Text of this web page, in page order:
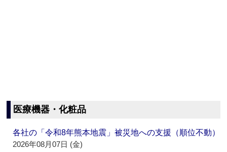
医療機器・化粧品
各社の「令和8年熊本地震」被災地への支援（順位不動）
2026年08月07日 (金)